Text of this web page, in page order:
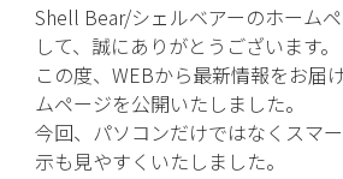
Shell Bear/シェルベアーのホーム
して、誠にありがとうございます。
この度、WEBから最新情報をお届
ムページを公開いたしました。
今回、パソコンだけではなくスマ
示も見やすくいたしました。